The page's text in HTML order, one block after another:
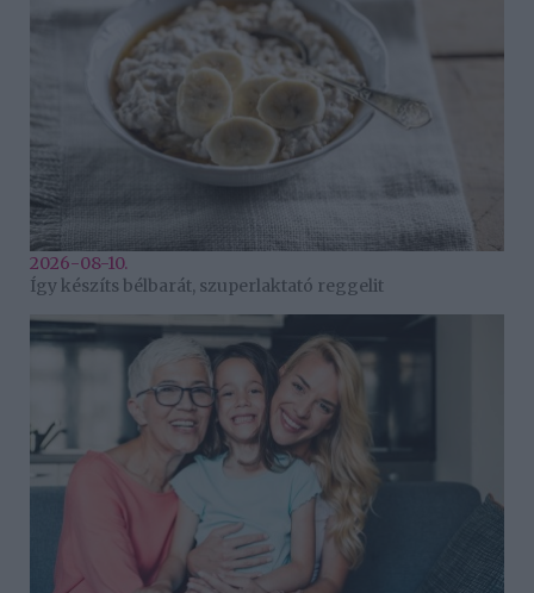
2026-08-10.
Így készíts bélbarát, szuperlaktató reggelit